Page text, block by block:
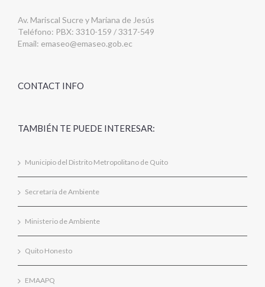
Av. Mariscal Sucre y Mariana de Jesús
Teléfono: PBX: 3310-159 / 3317-549
Email: emaseo@emaseo.gob.ec
CONTACT INFO
TAMBIÉN TE PUEDE INTERESAR:
Municipio del Distrito Metropolitano de Quito
Secretaría de Ambiente
Ministerio de Ambiente
Quito Honesto
EMAAPQ